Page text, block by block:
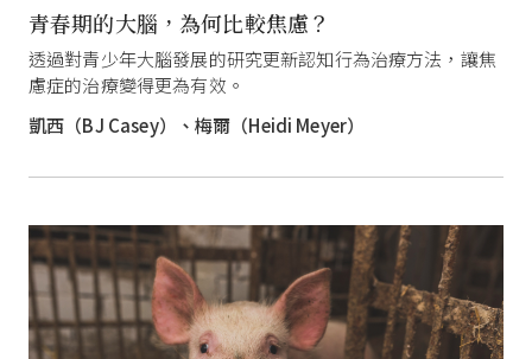
青春期的大腦，為何比較焦慮？
透過對青少年大腦發展的研究更新認知行為治療方法，讓焦
慮症的治療變得更為有效。
凱西（BJ Casey）、梅爾（Heidi Meyer）